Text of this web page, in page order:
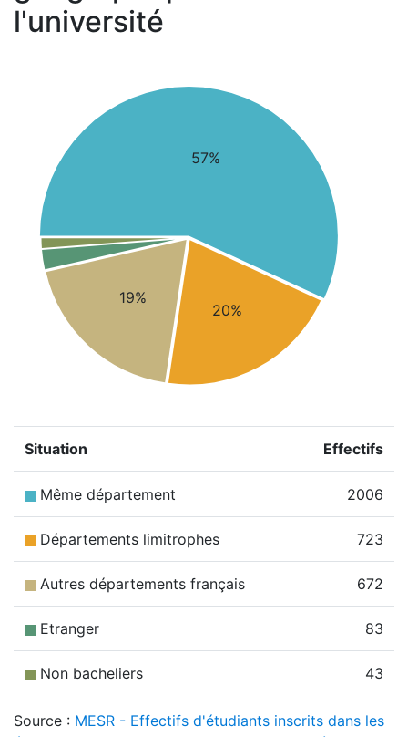
l'université
57%
20%
19%
Situation Effectifs
Même département 2006
Départements limitrophes 723
Autres départements français 672
Etranger 83
Non bacheliers 43
Source : MESR - Effectifs d'étudiants inscrits dans les